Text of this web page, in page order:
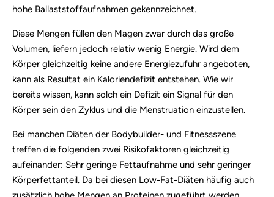
hohe Ballaststoffaufnahmen gekennzeichnet.
Diese Mengen füllen den Magen zwar durch das große
Volumen, liefern jedoch relativ wenig Energie. Wird dem
Körper gleichzeitig keine andere Energiezufuhr angeboten,
kann als Resultat ein Kaloriendefizit entstehen. Wie wir
bereits wissen, kann solch ein Defizit ein Signal für den
Körper sein den Zyklus und die Menstruation einzustellen.
Bei manchen Diäten der Bodybuilder- und Fitnessszene
treffen die folgenden zwei Risikofaktoren gleichzeitig
aufeinander: Sehr geringe Fettaufnahme und sehr geringer
Körperfettanteil. Da bei diesen Low-Fat-Diäten häufig auch